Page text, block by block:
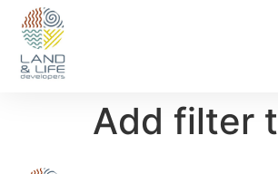
Add filter